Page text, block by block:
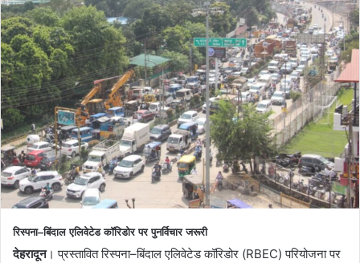
रिस्पना–बिंदाल एलिवेटेड कॉरिडोर पर पुनर्विचार जरूरी
देहरादून। प्रस्तावित रिस्पना–बिंदाल एलिवेटेड कॉरिडोर (RBEC) परियोजना पर